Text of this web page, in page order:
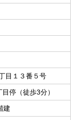
目１３番５号
停（徒歩3分）
建